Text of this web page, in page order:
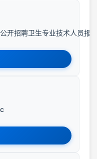
开招聘卫生专业技术人员报